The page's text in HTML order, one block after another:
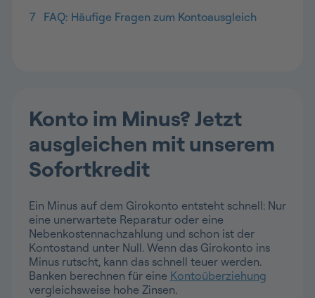
7
FAQ: Häufige Fragen zum Kontoausgleich
Konto im Minus? Jetzt
ausgleichen mit unserem
Sofortkredit
Ein Minus auf dem Girokonto entsteht schnell: Nur
eine unerwartete Reparatur oder eine
Nebenkostennachzahlung und schon ist der
Kontostand unter Null. Wenn das Girokonto ins
Minus rutscht, kann das schnell teuer werden.
Banken berechnen für eine Kontoüberziehung
vergleichsweise hohe Zinsen.